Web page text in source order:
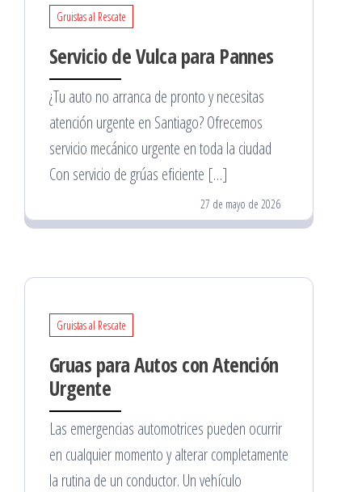
Gruistas al Rescate
Servicio de Vulca para Pannes
¿Tu auto no arranca de pronto y necesitas
atención urgente en Santiago? Ofrecemos
servicio mecánico urgente en toda la ciudad
Con servicio de grúas eficiente […]
27 de mayo de 2026
Gruistas al Rescate
Gruas para Autos con Atención
Urgente
Las emergencias automotrices pueden ocurrir
en cualquier momento y alterar completamente
la rutina de un conductor. Un vehículo